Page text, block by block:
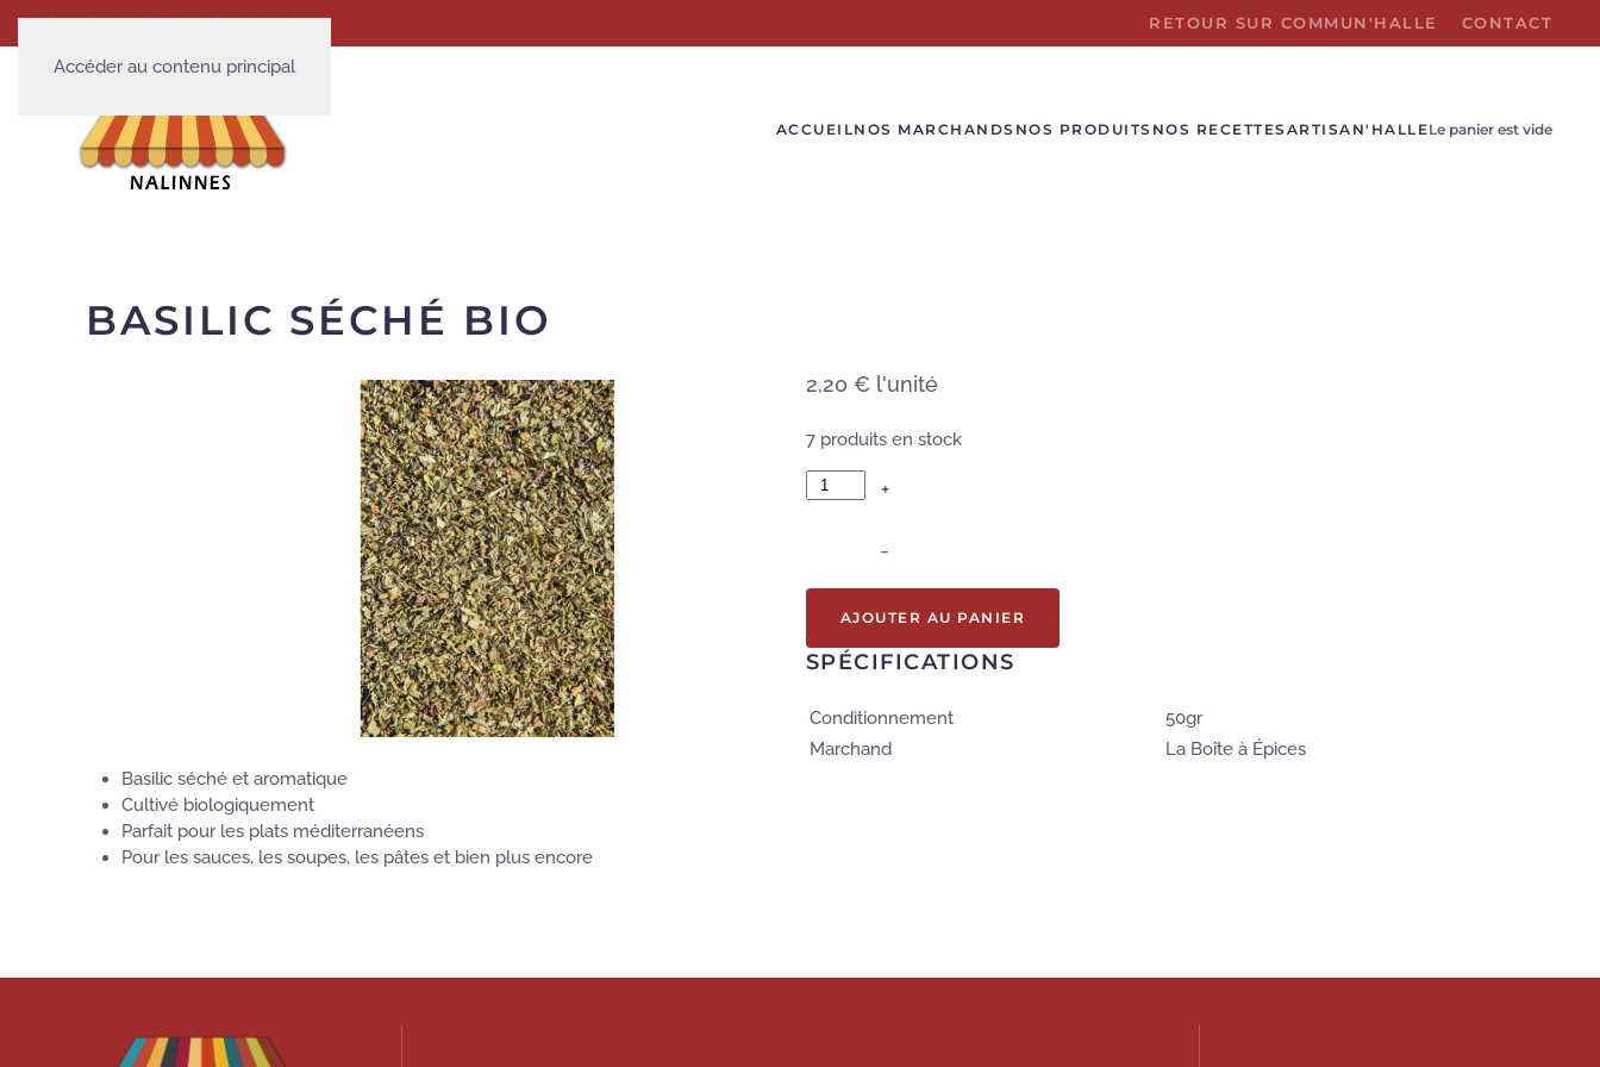
Accéder au contenu principal
S'INSCRIRE SE CONNECTER RETOUR SUR COMMUN'HALLE CONTACT
ACCUEILNOS MARCHANDS NOS PRODUITS NOS RECETTES ARTISAN'HALLELe panier est vide
BASILIC SÉCHÉ BIO
2,20 € l'unité
7 produits en stock
+
–
AJOUTER AU PANIER
SPÉCIFICATIONS
Conditionnement
50gr
Marchand
La Boîte à Épices
Basilic séché et aromatique
Cultivé biologiquement
Parfait pour les plats méditerranéens
Pour les sauces, les soupes, les pâtes et bien plus encore